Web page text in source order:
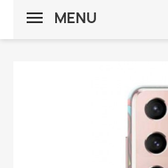
MENU